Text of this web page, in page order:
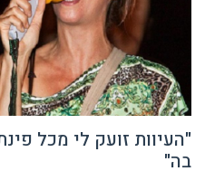
"העיוות זועק לי מכל
בה"